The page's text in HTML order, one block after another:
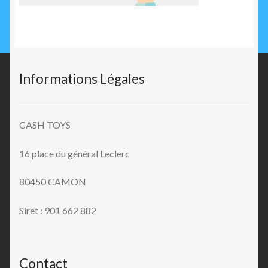
Informations Légales
CASH TOYS
16 place du général Leclerc
80450 CAMON
Siret : 901 662 882
Contact